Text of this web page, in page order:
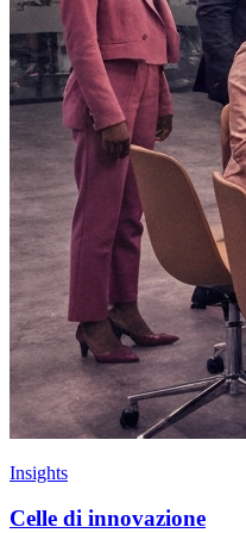
Insights
Celle di innovazione